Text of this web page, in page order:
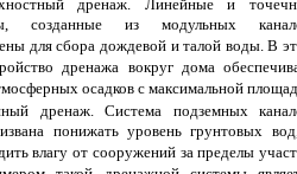
дренаж. Линейные и
созданные из модульных
для сбора дождевой и талой воды. В
дренажа вокруг дома
осадков с максимальной
дренаж. Система подземных
понижать уровень грунтовых
влагу от сооружений за пределы